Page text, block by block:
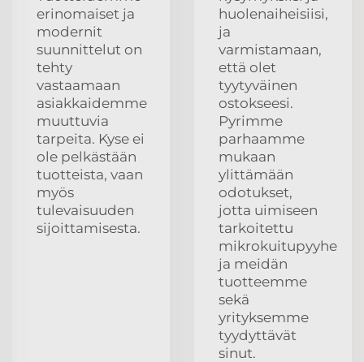
erinomaiset ja
modernit
suunnittelut on
tehty
vastaamaan
asiakkaidemme
muuttuvia
tarpeita. Kyse ei
ole pelkästään
tuotteista, vaan
myös
tulevaisuuden
sijoittamisesta.
huolenaiheisiisi,
ja
varmistamaan,
että olet
tyytyväinen
ostokseesi.
Pyrimme
parhaamme
mukaan
ylittämään
odotukset,
jotta uimiseen
tarkoitettu
mikrokuitupyyhe
ja meidän
tuotteemme
sekä
yrityksemme
tyydyttävät
sinut.